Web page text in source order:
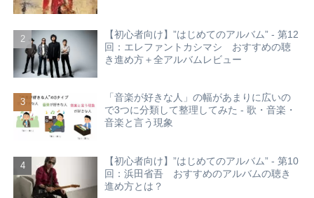
【初心者向け】”はじめてのアルバム” - 第12
回：エレファントカシマシ おすすめの聴
き進め方＋全アルバムレビュー
「音楽が好きな人」の幅があまりに広いの
で3つに分類して整理してみた - 歌・音楽・
音楽と言う現象
【初心者向け】”はじめてのアルバム” - 第10
回：浜田省吾 おすすめのアルバムの聴き
進め方とは？